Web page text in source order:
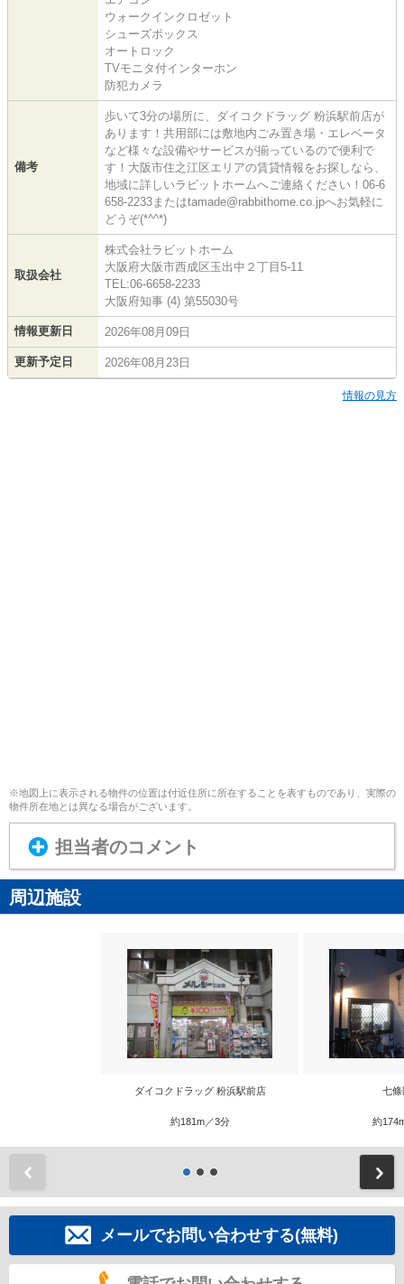
ウォークインクロゼット
シューズボックス
オートロック
TVモニタ付インターホン
防犯カメラ
備考
歩いて3分の場所に、ダイコクドラッグ 粉浜駅前店が
あります！共用部には敷地内ごみ置き場・エレベータ
など様々な設備やサービスが揃っているので便利で
す！大阪市住之江区エリアの賃貸情報をお探しなら、
地域に詳しいラビットホームへご連絡ください！06-6
658-2233またはtamade@rabbithome.co.jpへお気軽に
どうぞ(*^^*)
取扱会社
株式会社ラビットホーム
大阪府大阪市西成区玉出中２丁目5-11
TEL:06-6658-2233
大阪府知事 (4) 第55030号
情報更新日 2026年08月09日
更新予定日 2026年08月23日
情報の見方
※地図上に表示される物件の位置は付近住所に所在することを表すものであり、実際の
物件所在地とは異なる場合がございます。
担当者のコメント
周辺施設
ダイコクドラッグ 粉浜駅前店
約181m／3分
七條
約
メールでお問い合わせする(無料)